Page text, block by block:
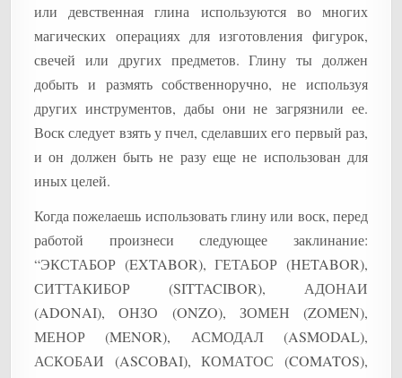
или девственная глина используются во многих
магических операциях для изготовления фигурок,
свечей или других предметов. Глину ты должен
добыть и размять собственноручно, не используя
других инструментов, дабы они не загрязнили ее.
Воск следует взять у пчел, сделавших его первый раз,
и он должен быть не разу еще не использован для
иных целей.
Когда пожелаешь использовать глину или воск, перед
работой произнеси следующее заклинание:
“ЭКСТАБОР (EXTABOR), ГЕТАБОР (HETABOR),
СИТТАКИБОР (SITTACIBOR), АДОНАИ
(ADONAI), ОНЗО (ONZO), ЗОМЕН (ZOMEN),
МЕНОР (MENOR), АСМОДАЛ (ASMODAL),
АСКОБАИ (ASCOBAI), КОМАТОС (COMATOS),